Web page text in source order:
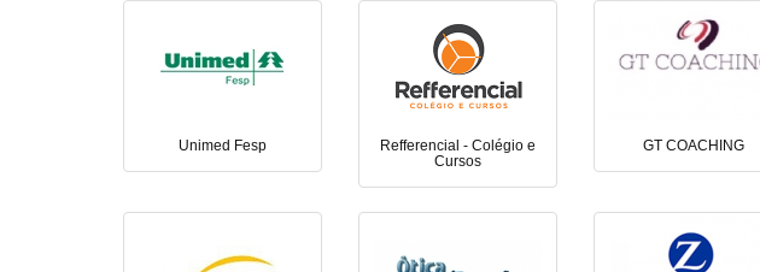
Unimed Fesp
Refferencial - Colégio e
Cursos
GT COACHING